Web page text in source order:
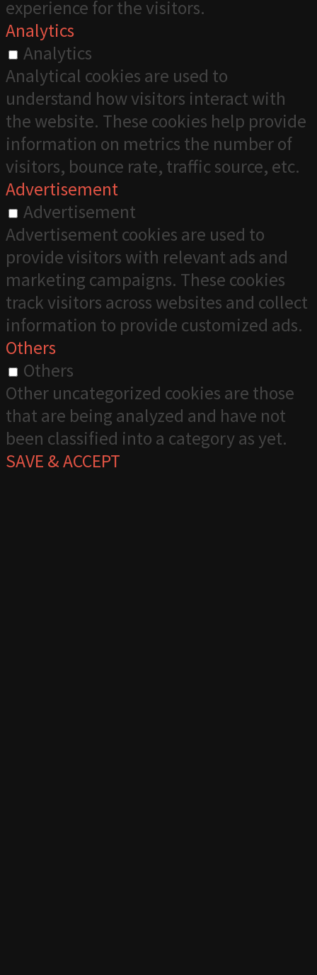
experience for the visitors.
Analytics
Analytics
Analytical cookies are used to
understand how visitors interact with
the website. These cookies help provide
information on metrics the number of
visitors, bounce rate, traffic source, etc.
Advertisement
Advertisement
Advertisement cookies are used to
provide visitors with relevant ads and
marketing campaigns. These cookies
track visitors across websites and collect
information to provide customized ads.
Others
Others
Other uncategorized cookies are those
that are being analyzed and have not
been classified into a category as yet.
SAVE & ACCEPT